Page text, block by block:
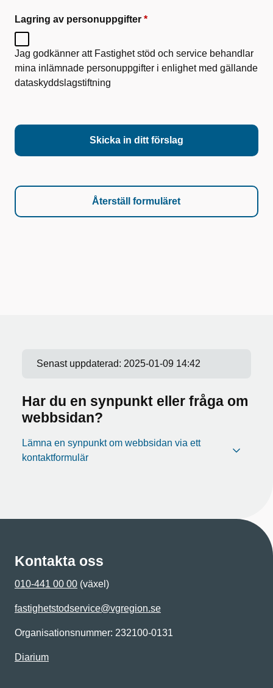
Lagring av personuppgifter
Jag godkänner att Fastighet stöd och service behandlar
mina inlämnade personuppgifter i enlighet med gällande
dataskyddslagstiftning
Skicka in ditt förslag
Senast uppdaterad: 2025-01-09 14:42
Har du en synpunkt eller fråga om
webbsidan?
Lämna en synpunkt om webbsidan via ett
kontaktformulär
Kontakta oss
010-441 00 00 (växel)
fastighetstodservice@vgregion.se
Organisationsnummer: 232100-0131
Diarium